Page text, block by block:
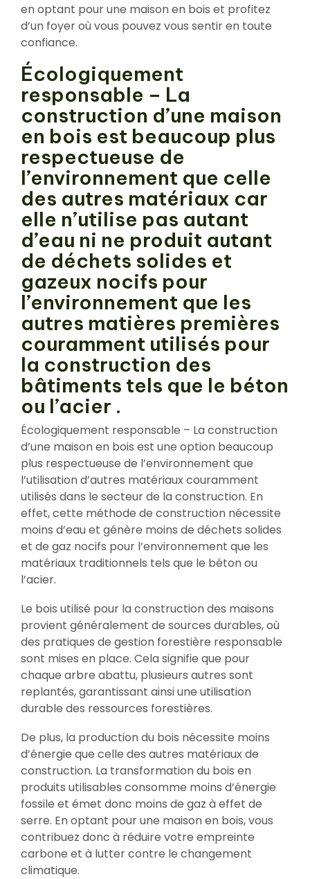
en optant pour une maison en bois et profitez
d’un foyer où vous pouvez vous sentir en toute
confiance.
Écologiquement
responsable – La
construction d’une maison
en bois est beaucoup plus
respectueuse de
l’environnement que celle
des autres matériaux car
elle n’utilise pas autant
d’eau ni ne produit autant
de déchets solides et
gazeux nocifs pour
l’environnement que les
autres matières premières
couramment utilisés pour
la construction des
bâtiments tels que le béton
ou l’acier .
Écologiquement responsable – La construction
d’une maison en bois est une option beaucoup
plus respectueuse de l’environnement que
l’utilisation d’autres matériaux couramment
utilisés dans le secteur de la construction. En
effet, cette méthode de construction nécessite
moins d’eau et génère moins de déchets solides
et de gaz nocifs pour l’environnement que les
matériaux traditionnels tels que le béton ou
l’acier.
Le bois utilisé pour la construction des maisons
provient généralement de sources durables, où
des pratiques de gestion forestière responsable
sont mises en place. Cela signifie que pour
chaque arbre abattu, plusieurs autres sont
replantés, garantissant ainsi une utilisation
durable des ressources forestières.
De plus, la production du bois nécessite moins
d’énergie que celle des autres matériaux de
construction. La transformation du bois en
produits utilisables consomme moins d’énergie
fossile et émet donc moins de gaz à effet de
serre. En optant pour une maison en bois, vous
contribuez donc à réduire votre empreinte
carbone et à lutter contre le changement
climatique.